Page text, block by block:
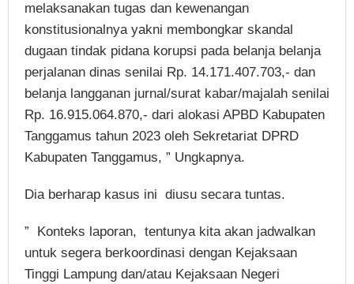
melaksanakan tugas dan kewenangan
konstitusionalnya yakni membongkar skandal
dugaan tindak pidana korupsi pada belanja belanja
perjalanan dinas senilai Rp. 14.171.407.703,- dan
belanja langganan jurnal/surat kabar/majalah senilai
Rp. 16.915.064.870,- dari alokasi APBD Kabupaten
Tanggamus tahun 2023 oleh Sekretariat DPRD
Kabupaten Tanggamus, ” Ungkapnya.
Dia berharap kasus ini diusu secara tuntas.
” Konteks laporan, tentunya kita akan jadwalkan
untuk segera berkoordinasi dengan Kejaksaan
Tinggi Lampung dan/atau Kejaksaan Negeri